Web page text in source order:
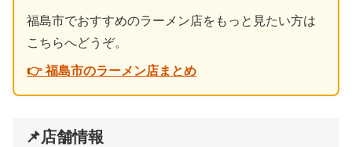
福島市でおすすめのラーメン店をもっと見たい方は
こちらへどうぞ。
👉 福島市のラーメン店まとめ
📌店舗情報